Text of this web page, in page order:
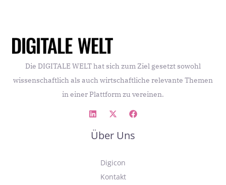
Die DIGITALE WELT hat sich zum Ziel gesetzt sowohl
wissenschaftlich als auch wirtschaftliche relevante Themen
in einer Plattform zu vereinen.
Über Uns
Digicon
Kontakt